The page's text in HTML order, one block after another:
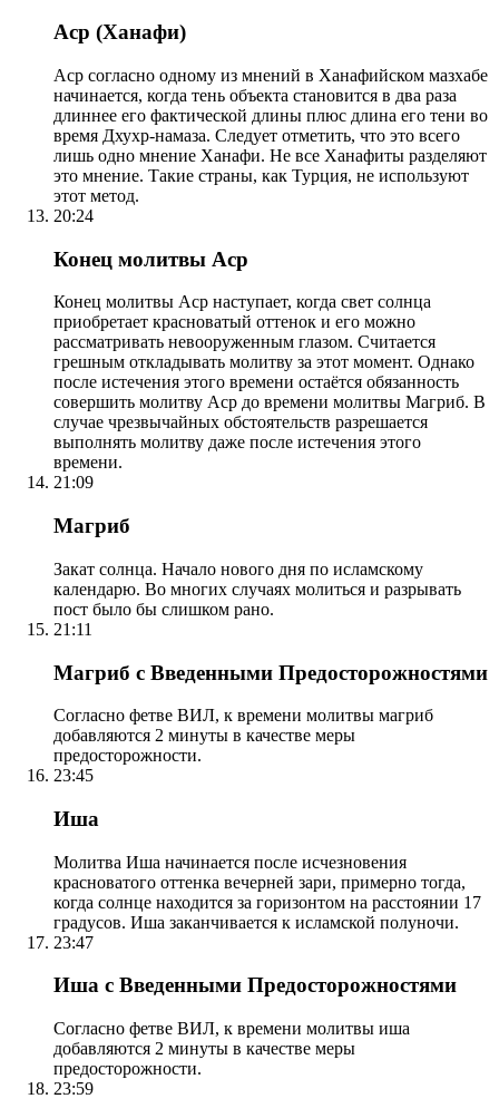
Аср (Ханафи)
Аср согласно одному из мнений в Ханафийском мазхабе
начинается, когда тень объекта становится в два раза
длиннее его фактической длины плюс длина его тени во
время Дхухр-намаза. Следует отметить, что это всего
лишь одно мнение Ханафи. Не все Ханафиты разделяют
это мнение. Такие страны, как Турция, не используют
этот метод.
20:24
Конец молитвы Аср
Конец молитвы Аср наступает, когда свет солнца
приобретает красноватый оттенок и его можно
рассматривать невооруженным глазом. Считается
грешным откладывать молитву за этот момент. Однако
после истечения этого времени остаётся обязанность
совершить молитву Аср до времени молитвы Магриб. В
случае чрезвычайных обстоятельств разрешается
выполнять молитву даже после истечения этого
времени.
21:09
Магриб
Закат солнца. Начало нового дня по исламскому
календарю. Во многих случаях молиться и разрывать
пост было бы слишком рано.
21:11
Магриб с Введенными Предосторожностями
Согласно фетве ВИЛ, к времени молитвы магриб
добавляются 2 минуты в качестве меры
предосторожности.
23:45
Иша
Молитва Иша начинается после исчезновения
красноватого оттенка вечерней зари, примерно тогда,
когда солнце находится за горизонтом на расстоянии 17
градусов. Иша заканчивается к исламской полуночи.
23:47
Иша с Введенными Предосторожностями
Согласно фетве ВИЛ, к времени молитвы иша
добавляются 2 минуты в качестве меры
предосторожности.
23:59